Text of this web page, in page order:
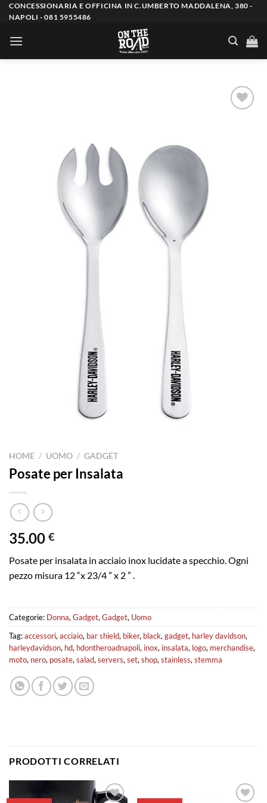
Salta
contenuti
CONCESSIONARIA E OFFICINA IN C.UMBERTO MADDALENA, 380 -
NAPOLI - 081 5955486
HOME / UOMO / GADGET
Posate per Insalata
35.00 €
Posate per insalata in acciaio inox lucidate a specchio. Ogni
pezzo misura 12 “x 23/4 ” x 2 ” .
Categorie: Donna, Gadget, Gadget, Uomo
Tag:accessori, acciaio, bar shield, biker, black, gadget, harley davidson,
harleydavidson, hd, hdontheroadnapoli, inox, insalata, logo, merchandise,
moto, nero, posate, salad, servers, set, shop, stainless, stemma
PRODOTTI CORRELATI